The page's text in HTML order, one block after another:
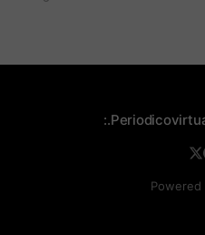
mensajes de acercamiento
Powered